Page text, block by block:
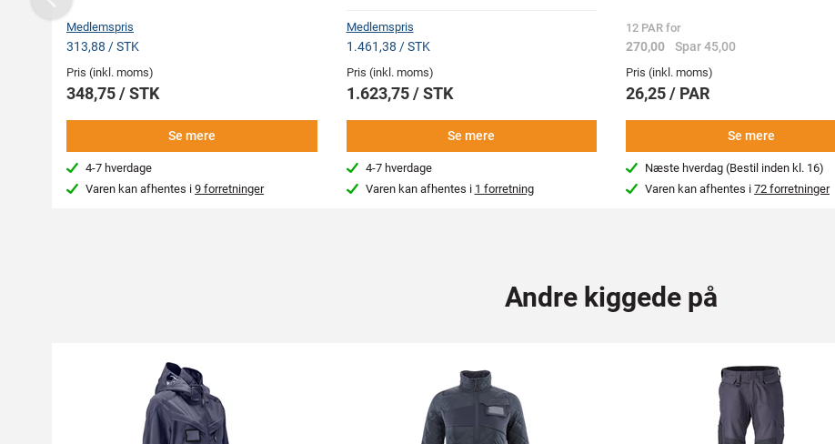
Medlemspris
313,88 / STK
Pris (inkl. moms)
348,75 / STK
Se mere
4-7 hverdage
Varen kan afhentes i9 forretninger
Medlemspris
1.461,38 / STK
Pris (inkl. moms)
1.623,75 / STK
Se mere
4-7 hverdage
Varen kan afhentes i 1 forretning
12 PAR for
270,00 Spar 45,00
Pris (inkl. moms)
26,25 / PAR
Se mere
Næste hverdag (Bestil inden kl. 16)
Varen kan afhentes i72 forretninger
Previous
Andre kiggede på